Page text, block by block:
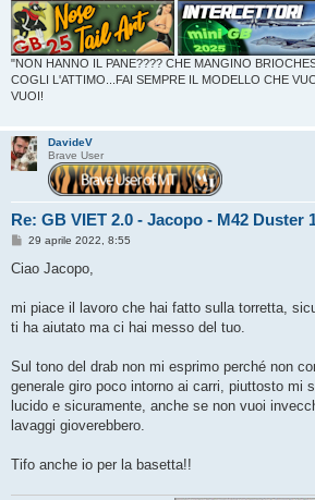
"NON HANNO IL PANE???? CHE MANGINO
COGLI L'ATTIMO...FAI SEMPRE IL MODELLO CHE
VUOI!
DavideV
Brave User
Re: GB VIET 2.0 - Jacopo - M42 Duster
M
s
g
i
29 aprile 2022, 8:55
Ciao Jacopo,
mi piace il lavoro che hai fatto sulla torretta,
ti ha aiutato ma ci hai messo del tuo.
Sul tono del drab non mi esprimo perché non
generale giro poco intorno ai carri, piuttosto mi
lucido e sicuramente, anche se non vuoi
lavaggi gioverebbero.
Tifo anche io per la basetta!!